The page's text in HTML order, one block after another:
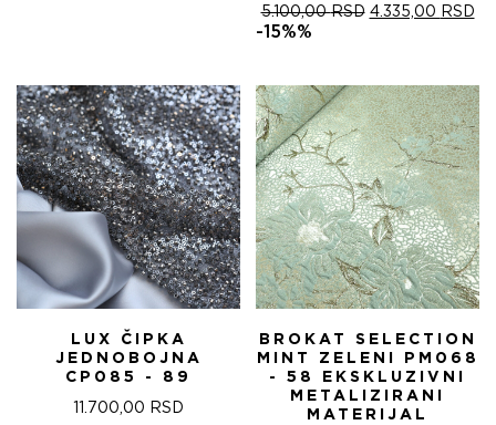
5.100,00RSD ОРИГИНАЛНА
5.100,00 RSD.
4.335,00 RSD
-15%%
LUX ČIPKA
JEDNOBOJNA
CP085 - 89
11.700,00 RSD
BROKAT SELECTION
MINT ZELENI PM068
- 58 EKSKLUZIVNI
METALIZIRANI
MATERIJAL